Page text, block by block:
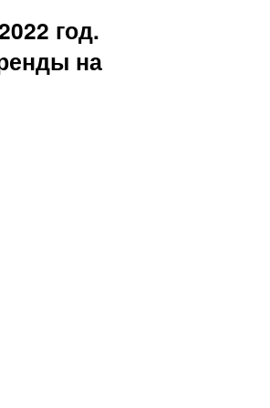
год.
на